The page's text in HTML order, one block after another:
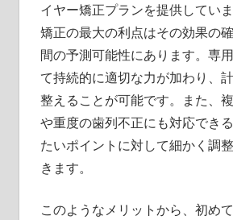
イヤー矯正プランを提供してい
矯正の最大の利点はその効果の
間の予測可能性にあります。専
て持続的に適切な力が加わり、
整えることが可能です。また、
や重度の歯列不正にも対応でき
たいポイントに対して細かく調
きます。
このようなメリットから、初め